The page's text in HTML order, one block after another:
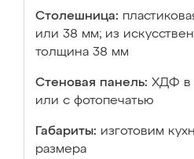
Столешница:
или 38 мм; из
толщина 38 мм
Стеновая панель: ХДФ в
или с фотопечатью
Габариты: изготовим
размера